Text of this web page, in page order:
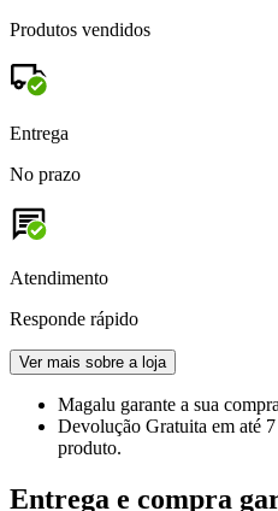
Produtos vendidos
Entrega
No prazo
Atendimento
Responde rápido
Ver mais sobre a loja
Magalu garante a sua
Devolução Gratuita em até
produto.
Entrega e compra